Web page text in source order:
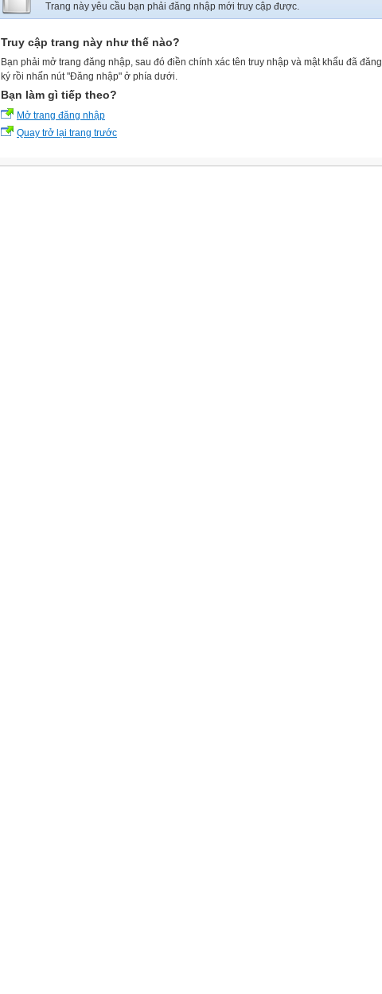
Trang này yêu cầu bạn phải đăng nhập mới truy cập được.
Truy cập trang này như thế nào?
Bạn phải mở trang đăng nhập, sau đó điền chính xác tên truy nhập và mật khẩu đã đăng
ký rồi nhấn nút "Đăng nhập" ở phía dưới.
Bạn làm gì tiếp theo?
Mở trang đăng nhập
Quay trở lại trang trước